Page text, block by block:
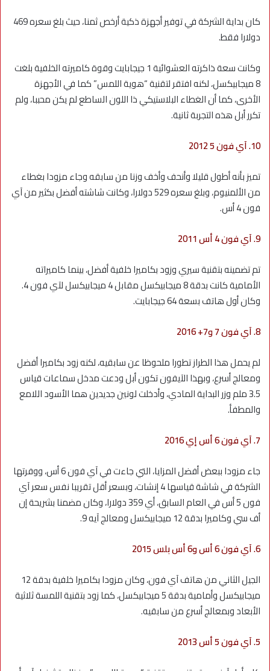
كان بداية الشركة في توفير أجهزة ذكية أرخص ثمنا، حيث بلغ سعره 469
دولارا فقط.
وكانت سعة ذاكرته العشوائية 1 جيجابايت وقوة كاميرته الخلفية بلغت
8 ميجابيكسل، لكنه افتقر لتقنية “هوية اللمس” كما في الأجهزة
الأخرى، كما أن الغطاء البلاستيكي ذا اللون الساطع لم يكن محببا، ولم
تكرر أبل هذه التجربة ثانية.
10. آي فون 5 2012
تميز بأنه أطول قليلا وأنحف وأخف وزنا من سابقه وجاء مزودا بغطاء
من الألمنيوم، وبلغ سعره 529 دولارا، وكانت شاشته أفضل بكثير من آي
فون 4 أس.
9. آي فون 4 أس 2011
تم تضمينه بتقنية سيري وزود بكاميرا خلفية أفضل، بينما كاميراته
الأمامية كانت بدقة 8 ميجابيكسل مقابل 4 ميجابيكسل لآي فون 4.
وكان أول هاتف بسعة 64 جيجابايت.
8. آي فون 7 و7+ 2016
لم يحمل هذا الطراز تطورا ملحوظا عن سابقيه، لكنه زود بكاميرا أفضل
ومعالج أسرع، وبهذا الآيفون تكون أبل ودعت مدخل سماعات قياس
3.5 ملم وزر البداية المادي، وأدخلت لونين جديدين هما الأسود اللامع
والمطفأ.
7. آي فون 6 أس إي 2016
جاء مزودا ببعض أفضل المزايا، التي جاءت في آي فون 6 أس، ووفرتها
الشركة في شاشة قياسها 4 إنشات، وبسعر أقل تقريبا نفس سعر آي
فون 5 أس في العام السابق، أي 359 دولارا، وكان مضمنا بشريحة إن
أف سي وكاميرا بدقة 12 ميجابيكسل ومعالج آيه 9.
6. آي فون 6 أس و6 أس بلس 2015
الجيل الثاني من هاتف آي فون، وكان مزودا بكاميرا خلفية بدقة 12
ميجابيكسل وأمامية بدقة 5 ميجابيكسل، كما زود بتقنية اللمسة ثلاثية
الأبعاد وبمعالج أسرع من سابقيه.
5. آي فون 5 أس 2013